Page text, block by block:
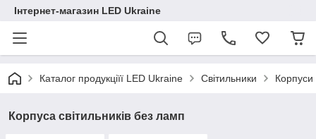
Інтернет-магазин LED Ukraine
Каталог продукціїї LED Ukraine Світильники Корпуси
Корпуса світильників без ламп